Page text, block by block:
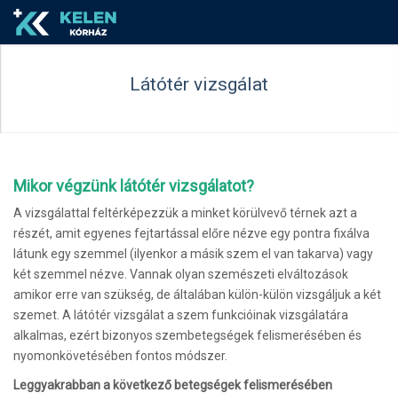
Látótér vizsgálat
Mikor végzünk látótér vizsgálatot?
A vizsgálattal feltérképezzük a minket körülvevő térnek azt a
részét, amit egyenes fejtartással előre nézve egy pontra fixálva
látunk egy szemmel (ilyenkor a másik szem el van takarva) vagy
két szemmel nézve. Vannak olyan szemészeti elváltozások
amikor erre van szükség, de általában külön-külön vizsgáljuk a két
szemet. A látótér vizsgálat a szem funkcióinak vizsgálatára
alkalmas, ezért bizonyos szembetegségek felismerésében és
nyomonkövetésében fontos módszer.
Leggyakrabban a következő betegségek felismerésében